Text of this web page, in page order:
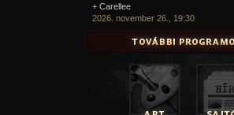
+ Carellee
2026. november 26., 19:30